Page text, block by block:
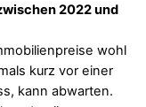
2022 und
wohl
kurz vor einer
kann abwarten.